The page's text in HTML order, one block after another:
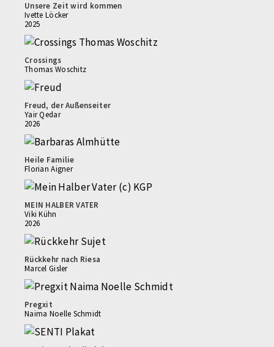
Unsere Zeit wird kommen
Ivette Löcker
2025
Crossings
Thomas Woschitz
Freud, der Außenseiter
Yair Qedar
2026
Heile Familie
Florian Aigner
MEIN HALBER VATER
Viki Kühn
2026
Rückkehr nach Riesa
Marcel Gisler
Pregxit
Naima Noelle Schmidt